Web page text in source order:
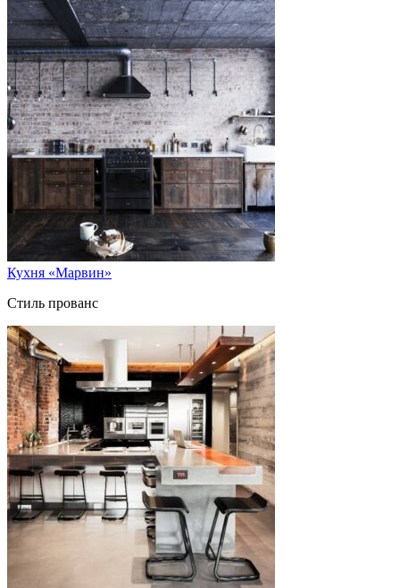
Кухня «Марвин»
Стиль прованс